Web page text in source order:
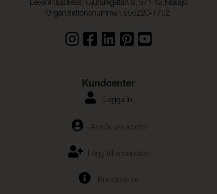
Leveransadress: Gjutaregatan 8, 571 42 Nässjö
Organisationsnummer: 556220-7752
Kundcenter
Logga in
Ansök om konto
Lägg till användare
Kundservice